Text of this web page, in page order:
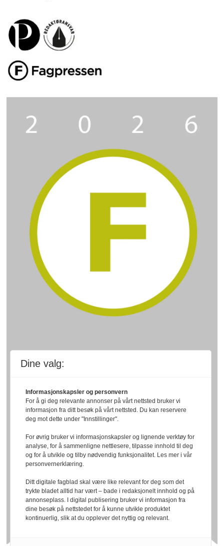
Dine valg:
Informasjonskapsler og personvern
For å gi deg relevante annonser på vårt nettsted bruker vi
informasjon fra ditt besøk på vårt nettsted. Du kan reservere
deg mot dette under "Innstillinger".
For øvrig bruker vi informasjonskapsler og lignende verktøy for
analyse, for å sammenligne nettlesere, tilpasse innhold til deg
og for å utvikle og tilby nødvendig funksjonalitet. Les mer i vår
personvernerklæring.
Ditt digitale fagblad skal være like relevant for deg som det
trykte bladet alltid har vært – bade i redaksjonelt innhold og på
annonseplass. I digital publisering bruker vi informasjon fra
dine besøk på nettstedet for å kunne utvikle produktet
kontinuerlig, slik at du opplever det nyttig og relevant.